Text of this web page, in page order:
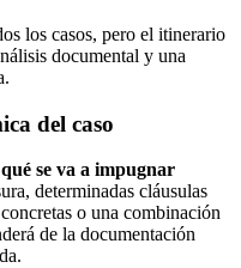
los casos, pero el itinerario
documental y una
del caso
qué se va a impugnar
determinadas cláusulas
o una combinación
de la documentación